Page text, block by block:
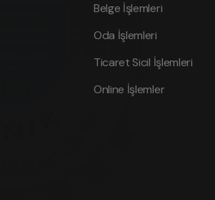
Belge İşlemleri
Oda İşlemleri
Ticaret Sicil İşlemleri
Online İşlemler